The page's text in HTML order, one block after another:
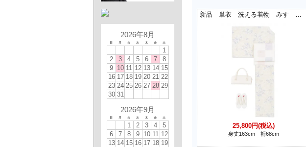
新品 単衣 洗える着物 みすゞうた 私と小鳥と鈴と
25,800円(税込)
身丈163cm 裄68cm
2026年8月
日 月 火 水 木 金 土
1
2
3 4 5 6 7
8
9 10 11 12 13 14 15
16 17 18 19 20 21 22
23 24 25 26 27 28 29
30 31
2026年9月
日 月 火 水 木 金 土
1 2 3 4
5
6
7 8 9 10 11 12
13 14 15 16 17 18 19